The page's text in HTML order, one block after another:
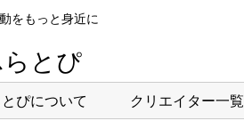
をもっと身近に
とぴ
ぴについて クリエイター一覧